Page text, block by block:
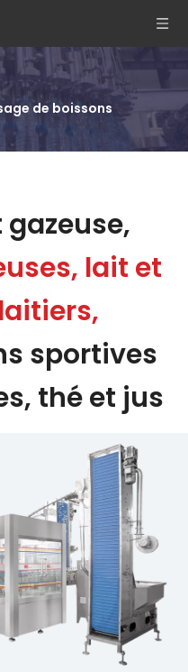
de boissons
gazeuse,
lait et
sportives
thé et jus